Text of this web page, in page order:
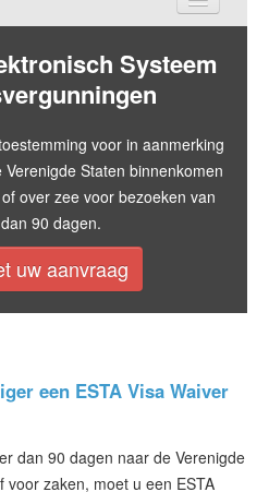
ESTA
Systeem
voor in aanmerking
Staten binnenkomen
over zee voor bezoeken van
90 dagen.
uw aanvraag
een ESTA Visa Waiver
dan 90 dagen naar de Verenigde
zaken, moet u een ESTA